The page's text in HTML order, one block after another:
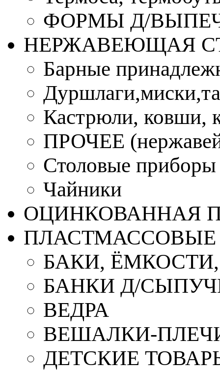
ФОРМЫ Д/
НЕРЖАВЕЮЩАЯ
Барные
Кастрюли, ковши,
ПРОЧЕЕ
Столовые приборы
Чайники
ОЦИНКОВАННАЯ
ПЛАСТМАССОВЫЕ
БАКИ,
БАНКИ Д/
ВЕДРА
ВЕШАЛКИ-
ДЕТСКИЕ